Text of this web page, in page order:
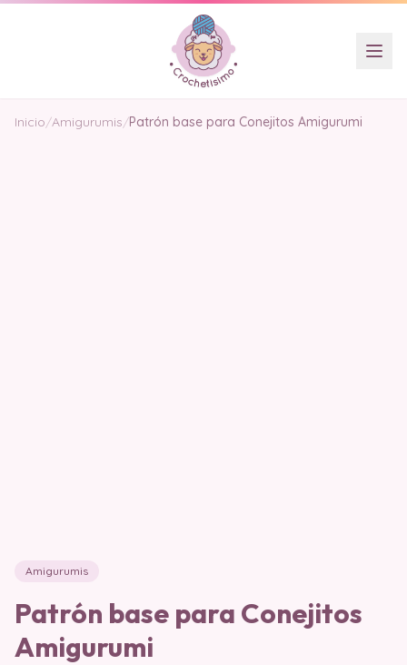
Inicio/Amigurumis/Patrón base para Conejitos Amigurumi
Amigurumis
Patrón base para Conejitos
Amigurumi